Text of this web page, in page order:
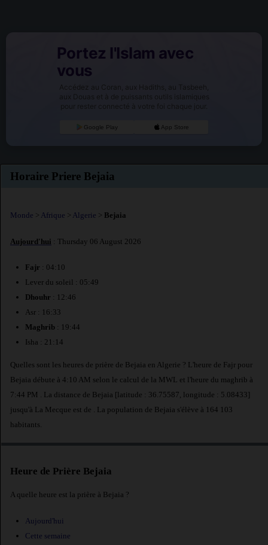
Portez l'Islam avec
vous
Accédez au Coran, aux Hadiths, au Tasbeeh,
aux Douas et à de puissants outils islamiques
pour rester connecté à votre foi chaque jour.
Google Play App Store
Horaire Priere Bejaia
Monde > Afrique > Algerie > Bejaia
Aujourd'hui : Thursday 06 August 2026
Fajr : 04:10
Lever du soleil : 05:49
Dhouhr : 12:46
Asr : 16:33
Maghrib : 19:44
Isha : 21:14
Quelles sont les heures de prière de Bejaia en Algerie ? L'heure de Fajr pour
Bejaia débute à 4:10 AM selon le calcul de la MWL et l'heure du maghrib à
7:44 PM . La distance de Bejaia [latitude : 36.75587, longitude : 5.08433]
jusqu'à La Mecque est de . La population de Bejaia s'élève à 164 103
habitants.
Heure de Prière Bejaia
A quelle heure est la prière à Bejaia ?
Aujourd'hui
Cette semaine